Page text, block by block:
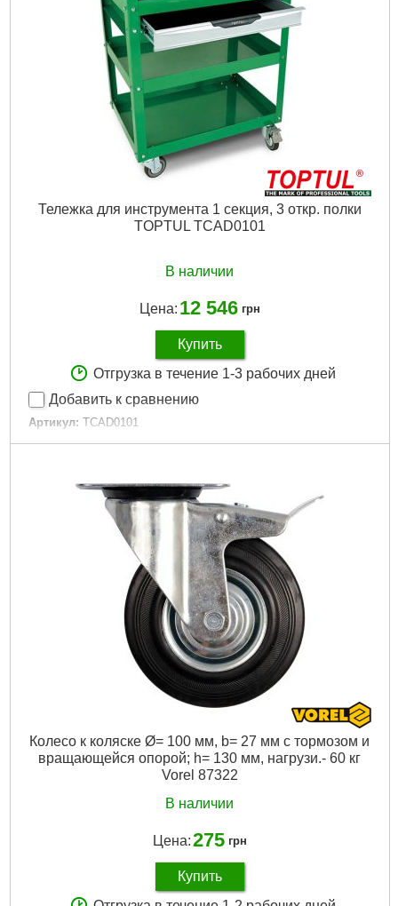
Тележка для инструмента 1 секция, 3 откр. полки
TOPTUL TCAD0101
В наличии
Цена: 12 546 грн
Купить
Отгрузка в течение 1-3 рабочих дней
Добавить к сравнению
Артикул: TCAD0101
Код товара: 10.32.05
Размеры тележки:
690х470х815(h) мм
Габариты упаковки:
720x450x200 мм
25 г
Подробнее...
Колесо к коляске Ø= 100 мм, b= 27 мм с тормозом и
вращающейся опорой; h= 130 мм, нагрузи.- 60 кг
Vorel 87322
В наличии
Цена:275 грн
Купить